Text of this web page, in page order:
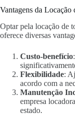
Vantagens da
Optar pela locação de
oferece diversas
Custo-benefício
Flexibilidade:
acordo com a
Manutenção
empresa
estado.